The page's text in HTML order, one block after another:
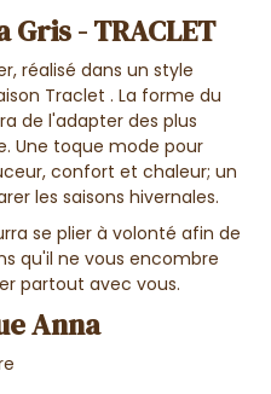
- TRACLET
réalisé dans un style
Traclet . La forme du
de l'adapter des plus
Une toque mode pour
confort et chaleur; un
les saisons hivernales.
se plier à volonté afin de
qu'il ne vous encombre
partout avec vous.
Anna